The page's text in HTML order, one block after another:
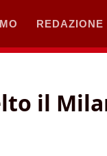
REDAZIONE
il